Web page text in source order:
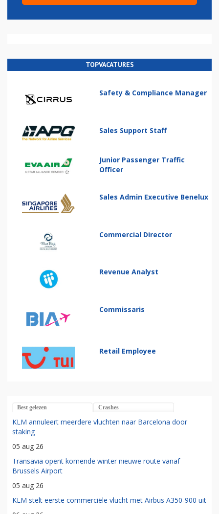
TOPVACATURES
Safety & Compliance Manager
Sales Support Staff
Junior Passenger Traffic
Officer
Sales Admin Executive Benelux
Commercial Director
Revenue Analyst
Commissaris
Retail Employee
Best gelezen Crashes
KLM annuleert meerdere vluchten naar Barcelona door
staking
05 aug 26
Transavia opent komende winter nieuwe route vanaf
Brussels Airport
05 aug 26
KLM stelt eerste commerciële vlucht met Airbus A350-900 uit